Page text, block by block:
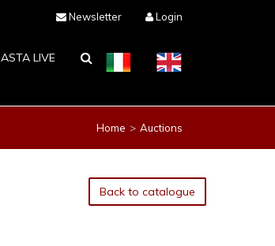
Newsletter Login
ASTA LIVE
Home Auctions
Back to catalogue